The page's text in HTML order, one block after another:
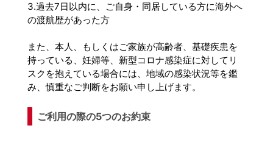
3.過去7日以内に、ご自身・同居している方に海外へ
の渡航歴があった方
また、本人、もしくはご家族が高齢者、基礎疾患を
持っている、妊婦等、新型コロナ感染症に対してリ
スクを抱えている場合には、地域の感染状況等を鑑
み、慎重なご判断をお願い申し上げます。
ご利用の際の5つのお約束